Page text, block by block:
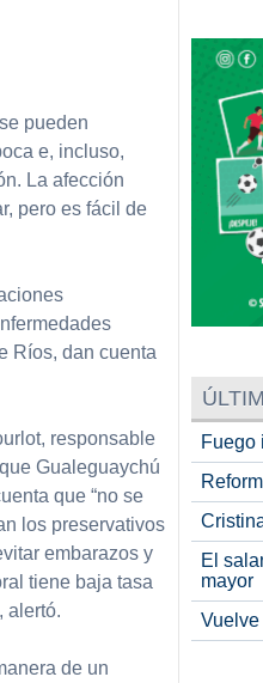
pueden
e, incluso,
La afección
pero es fácil de
Ríos, dan cuenta
responsable
Gualeguaychú
que “no se
los preservativos
embarazos y
tiene baja tasa
alertó.
de un
Fuego
El
mayor
Vuelve